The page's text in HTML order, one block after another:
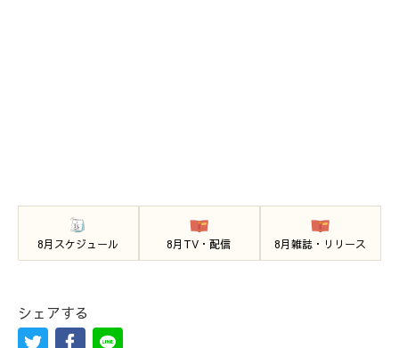
8月スケジュール 8月TV・配信 8月雑誌・リリース
シェアする